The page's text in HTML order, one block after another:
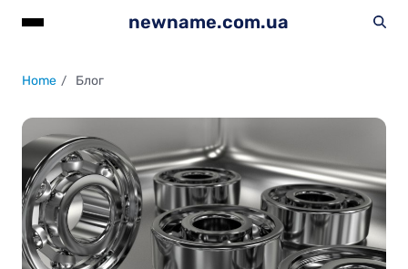
newname.com.ua
Home Блог